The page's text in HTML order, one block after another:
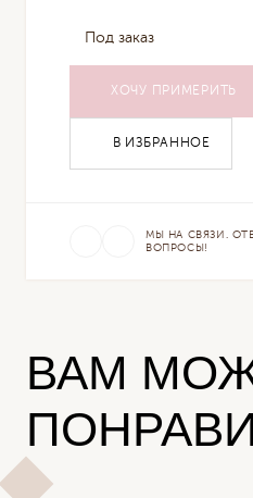
Под заказ
ХОЧУ ПРИМЕРИТЬ
В ИЗБРАННОЕ
МЫ НА СВЯЗИ.
ВОПРОСЫ!
ВАМ